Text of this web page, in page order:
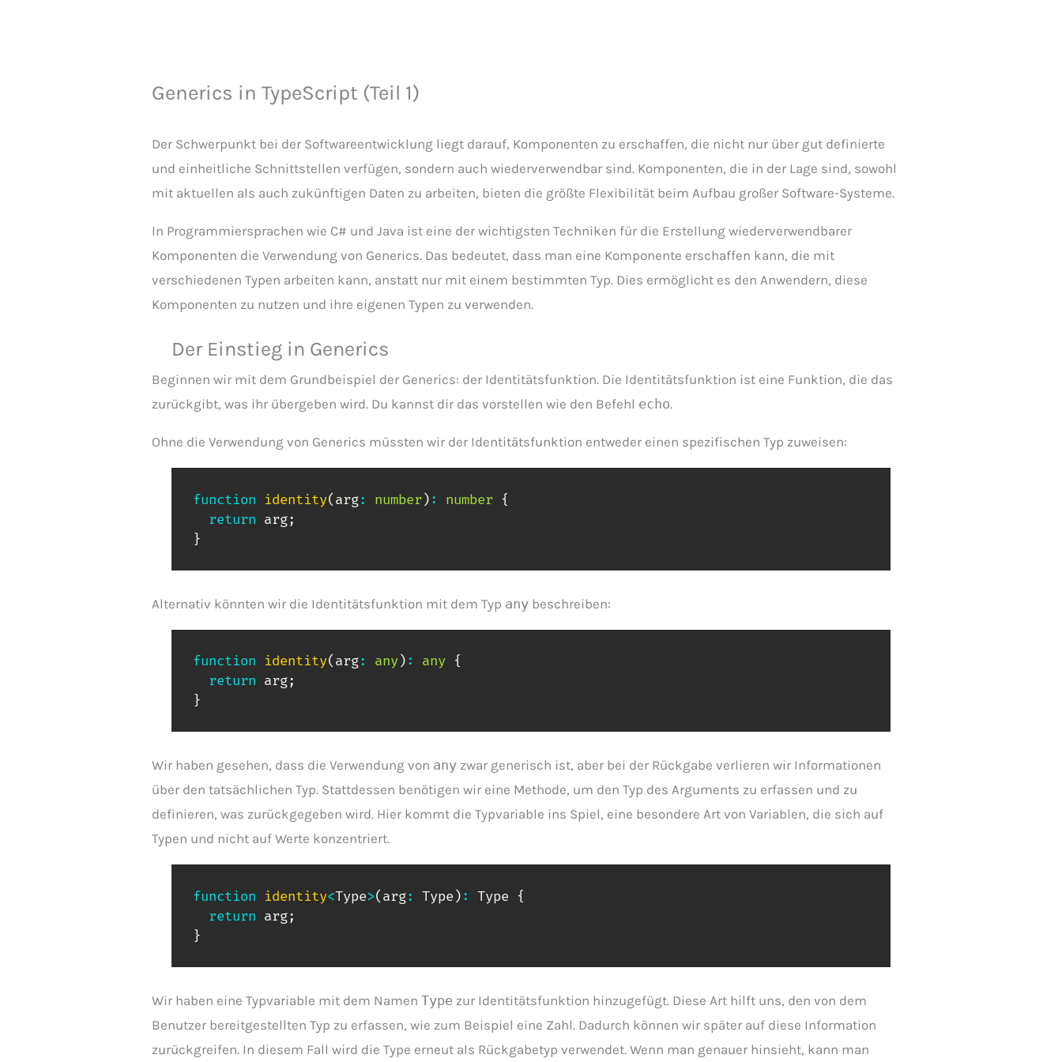
Generics in TypeScript (Teil 1)
Der Schwerpunkt bei der Softwareentwicklung liegt darauf, Komponenten zu erschaffen, die nicht nur über gut definierte
und einheitliche Schnittstellen verfügen, sondern auch wiederverwendbar sind. Komponenten, die in der Lage sind, sowohl
mit aktuellen als auch zukünftigen Daten zu arbeiten, bieten die größte Flexibilität beim Aufbau großer Software-Systeme.
In Programmiersprachen wie C# und Java ist eine der wichtigsten Techniken für die Erstellung wiederverwendbarer
Komponenten die Verwendung von Generics. Das bedeutet, dass man eine Komponente erschaffen kann, die mit
verschiedenen Typen arbeiten kann, anstatt nur mit einem bestimmten Typ. Dies ermöglicht es den Anwendern, diese
Komponenten zu nutzen und ihre eigenen Typen zu verwenden.
Der Einstieg in Generics
Beginnen wir mit dem Grundbeispiel der Generics: der Identitätsfunktion. Die Identitätsfunktion ist eine Funktion, die das
zurückgibt, was ihr übergeben wird. Du kannst dir das vorstellen wie den Befehl echo.
Ohne die Verwendung von Generics müssten wir der Identitätsfunktion entweder einen spezifischen Typ zuweisen:
function identity(arg: number): number {
return arg;
}
Alternativ könnten wir die Identitätsfunktion mit dem Typ any beschreiben:
function identity(arg: any): any {
return arg;
}
Wir haben gesehen, dass die Verwendung von any zwar generisch ist, aber bei der Rückgabe verlieren wir Informationen
über den tatsächlichen Typ. Stattdessen benötigen wir eine Methode, um den Typ des Arguments zu erfassen und zu
definieren, was zurückgegeben wird. Hier kommt die Typvariable ins Spiel, eine besondere Art von Variablen, die sich auf
Typen und nicht auf Werte konzentriert.
function identity<Type>(arg: Type): Type {
return arg;
}
Wir haben eine Typvariable mit dem Namen Type zur Identitätsfunktion hinzugefügt. Diese Art hilft uns, den von dem
Benutzer bereitgestellten Typ zu erfassen, wie zum Beispiel eine Zahl. Dadurch können wir später auf diese Information
zurückgreifen. In diesem Fall wird die Type erneut als Rückgabetyp verwendet. Wenn man genauer hinsieht, kann man